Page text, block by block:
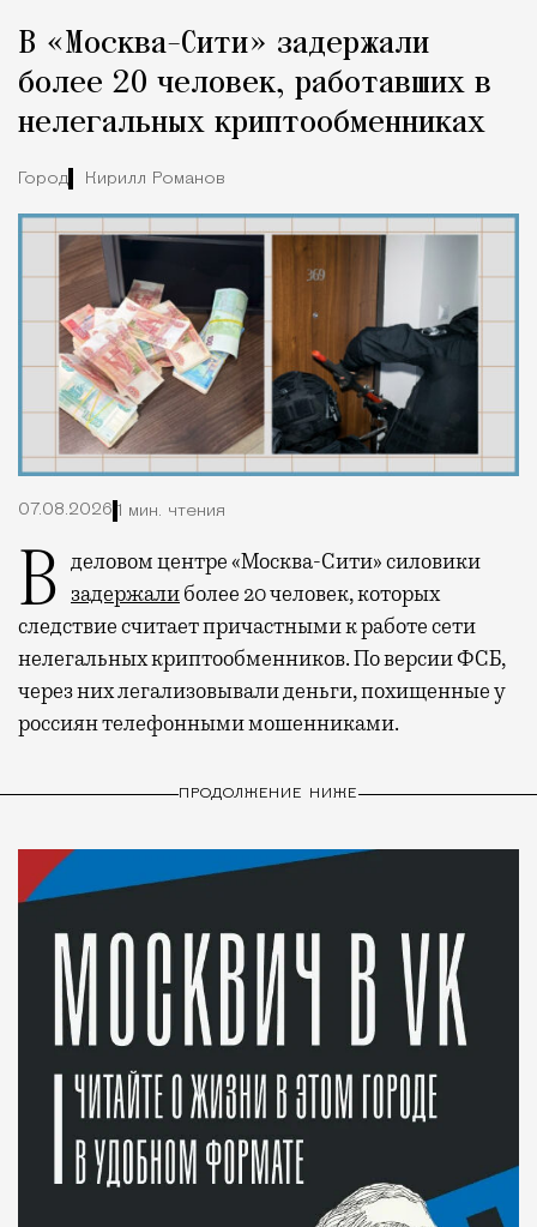
Город
В «Москва-Сити» задержали
более 20 человек, работавших в
нелегальных криптообменниках
Город Кирилл Романов
07.08.2026 1 мин. чтения
В деловом центре «Москва-Сити» силовики
задержалиболее 20 человек, которых
следствие считает причастными к работе сети
нелегальных криптообменников. По версии ФСБ,
через них легализовывали деньги, похищенные у
россиян телефонными мошенниками.
ПРОДОЛЖЕНИЕ НИЖЕ